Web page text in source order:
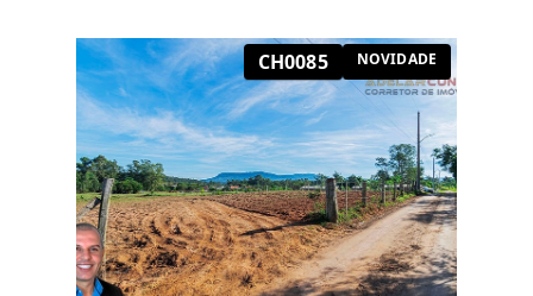
CH0085 NOVIDADE